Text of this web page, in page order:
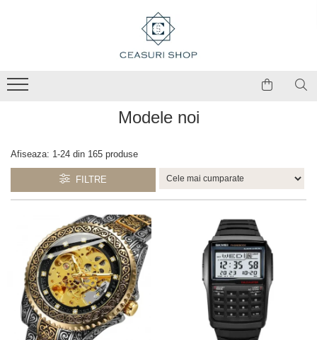
Modele noi
Afiseaza: 1-24 din 165 produse
FILTRE